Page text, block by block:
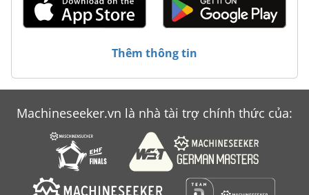
Thêm thông tin
Machineseeker.vn là nhà tài trợ chính thức của: